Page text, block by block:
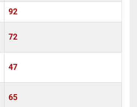
92
72
47
65